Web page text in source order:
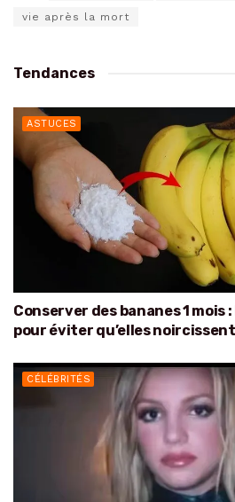
vie après la mort
Tendances
ASTUCES
Conserver des bananes 1 mois
pour éviter qu’elles noircissent
CÉLÉBRITÉS